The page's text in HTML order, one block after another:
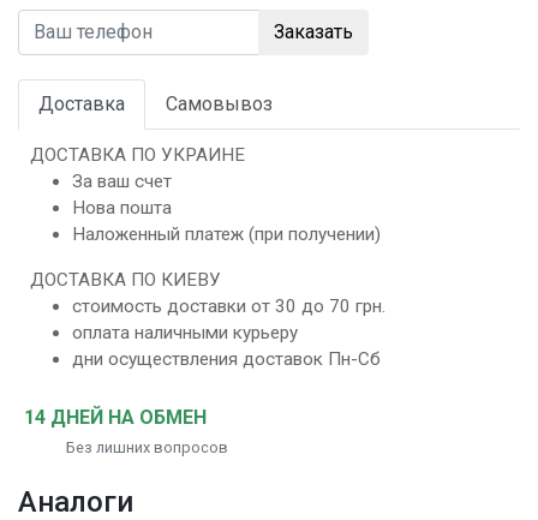
Заказать
Доставка Самовывоз
ДОСТАВКА ПО УКРАИНЕ
За ваш счет
Нова пошта
Наложенный платеж (при получении)
ДОСТАВКА ПО КИЕВУ
стоимость доставки от 30 до 70 грн.
оплата наличными курьеру
дни осуществления доставок Пн-Сб
14 ДНЕЙ НА ОБМЕН
Без лишних вопросов
Аналоги